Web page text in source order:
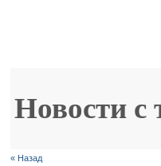
Новости с
« Назад